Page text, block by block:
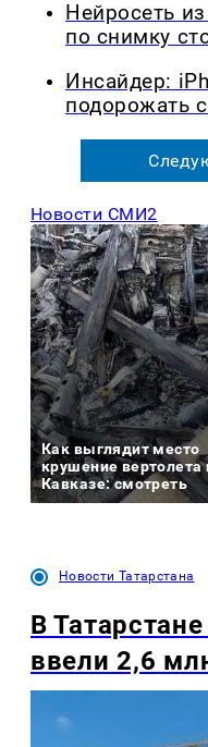
Нейросеть
по снимку
Инсайдер:
подорожать
Новости СМИ2
Как выглядит место
крушение вертолета
Кавказе: смотреть
Новости Татарстана
В
ввели 2,6